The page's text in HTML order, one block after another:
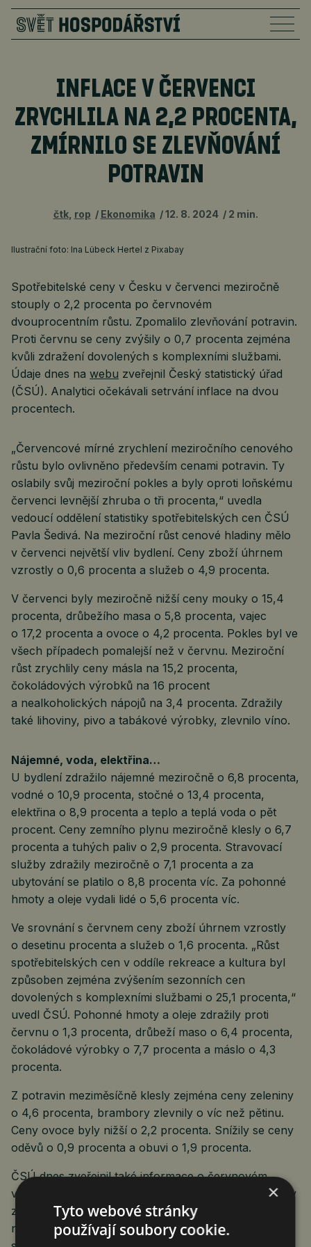
INFLACE V ČERVENCI
ZRYCHLILA NA 2,2 PROCENTA,
ZMÍRNILO SE ZLEVŇOVÁNÍ
POTRAVIN
čtk, rop Ekonomika 12. 8. 2024 2 min.
Ilustrační foto: Ina Lübeck Hertel z Pixabay
Spotřebitelské ceny v Česku v červenci meziročně
stouply o 2,2 procenta po červnovém
dvouprocentním růstu. Zpomalilo zlevňování potravin.
Proti červnu se ceny zvýšily o 0,7 procenta zejména
kvůli zdražení dovolených s komplexními službami.
Údaje dnes na webu zveřejnil Český statistický úřad
(ČSÚ). Analytici očekávali setrvání inflace na dvou
procentech.
„Červencové mírné zrychlení meziročního cenového
růstu bylo ovlivněno především cenami potravin. Ty
oslabily svůj meziroční pokles a byly oproti loňskému
červenci levnější zhruba o tři procenta,“ uvedla
vedoucí oddělení statistiky spotřebitelských cen ČSÚ
Pavla Šedivá. Na meziroční růst cenové hladiny mělo
v červenci největší vliv bydlení. Ceny zboží úhrnem
vzrostly o 0,6 procenta a služeb o 4,9 procenta.
V červenci byly meziročně nižší ceny mouky o 15,4
procenta, drůbežího masa o 5,8 procenta, vajec
o 17,2 procenta a ovoce o 4,2 procenta. Pokles byl ve
všech případech pomalejší než v červnu. Meziroční
růst zrychlily ceny másla na 15,2 procenta,
čokoládových výrobků na 16 procent
a nealkoholických nápojů na 3,4 procenta. Zdražily
také lihoviny, pivo a tabákové výrobky, zlevnilo víno.
Nájemné, voda, elektřina…
U bydlení zdražilo nájemné meziročně o 6,8 procenta,
vodné o 10,9 procenta, stočné o 13,4 procenta,
elektřina o 8,9 procenta a teplo a teplá voda o pět
procent. Ceny zemního plynu meziročně klesly o 6,7
procenta a tuhých paliv o 2,9 procenta. Stravovací
služby zdražily meziročně o 7,1 procenta a za
ubytování se platilo o 8,8 procenta víc. Za pohonné
hmoty a oleje vydali lidé o 5,6 procenta víc.
Ve srovnání s červnem ceny zboží úhrnem vzrostly
o desetinu procenta a služeb o 1,6 procenta. „Růst
spotřebitelských cen v oddíle rekreace a kultura byl
způsoben zejména zvýšením sezonních cen
dovolených s komplexními službami o 25,1 procenta,“
uvedl ČSÚ. Pohonné hmoty a oleje zdražily proti
červnu o 1,3 procenta, drůbeží maso o 6,4 procenta,
čokoládové výrobky o 7,7 procenta a máslo o 4,3
procenta.
Z potravin meziměsíčně klesly zejména ceny zeleniny
o 4,6 procenta, brambory zlevnily o víc než pětinu.
Ceny ovoce byly nižší o 2,2 procenta. Snížily se ceny
oděvů o 0,9 procenta a obuvi o 1,9 procenta.
ČSÚ dnes zveřejnil také informace o červnovém
vývoji cen v zahraničním obchodu. „V červnu se ceny
zahraničního obchodu se zbožím meziměsíčně téměř
nezměnily. Meziročně rostly ceny vývozu a dovozu
×
Tyto webové stránky
používají soubory cookie.